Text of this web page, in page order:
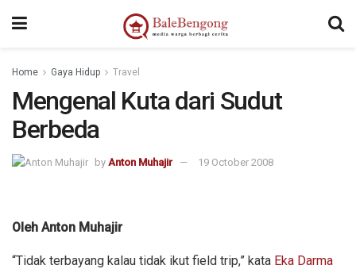
Home Gaya Hidup Travel
Mengenal Kuta dari Sudut
Berbeda
by Anton Muhajir 19 October 2008
Oleh Anton Muhajir
“Tidak terbayang kalau tidak ikut field trip,” kata Eka Darma